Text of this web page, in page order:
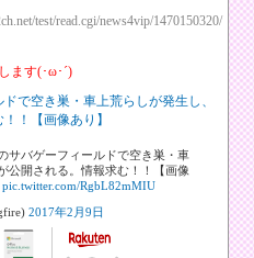
test/read.cgi/news4vip/1470150320/
ます(･ω･´)
で空き巣・車上荒らしが発生し、
！【画像あり】
サバゲーフィールドで空き巣・車
公開される。情報求む！！【画像
pic.twitter.com/RgbL82mMIU
2017年2月9日